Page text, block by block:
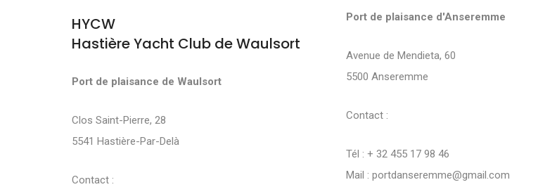
HYCW
Hastière Yacht Club de Waulsort
Port de plaisance de Waulsort
Clos Saint-Pierre, 28
5541 Hastière-Par-Delà
Contact :
Port de plaisance d'Anseremme
Avenue de Mendieta, 60
5500 Anseremme
Contact :
Tél : + 32 455 17 98 46
Mail : portdanseremme@gmail.com